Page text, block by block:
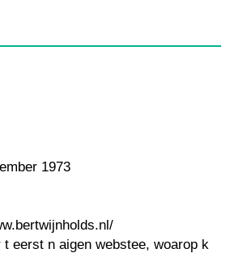
1973
eerst n aigen webstee, woarop k